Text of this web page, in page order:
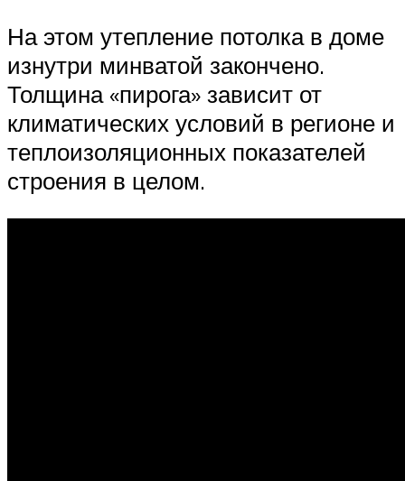
На этом утепление потолка в доме
изнутри минватой закончено.
Толщина «пирога» зависит от
климатических условий в регионе и
теплоизоляционных показателей
строения в целом.